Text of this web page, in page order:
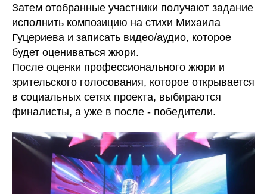
Затем отобранные участники получают задание
исполнить композицию на стихи Михаила
Гуцериева и записать видео/аудио, которое
будет оцениваться жюри.
После оценки профессионального жюри и
зрительского голосования, которое открывается
в социальных сетях проекта, выбираются
финалисты, а уже в после - победители.